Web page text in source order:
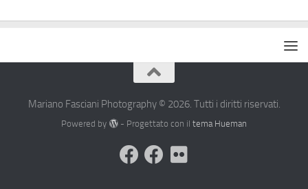
Mariano Fasciani Photography © 2026. Tutti i diritti riservati.
Powered by - Progettato con il tema Hueman